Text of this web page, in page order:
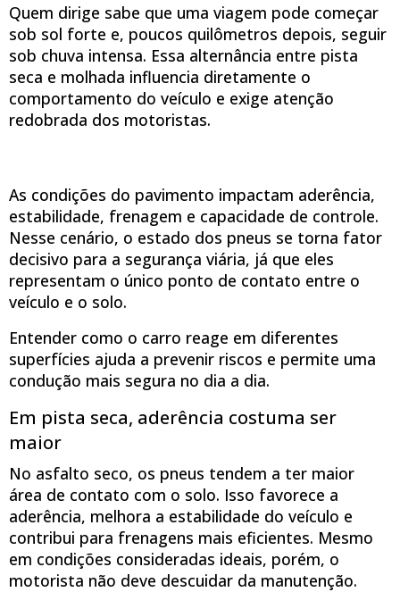
Quem dirige sabe que uma viagem pode começar
sob sol forte e, poucos quilômetros depois, seguir
sob chuva intensa. Essa alternância entre pista
seca e molhada influencia diretamente o
comportamento do veículo e exige atenção
redobrada dos motoristas.
As condições do pavimento impactam aderência,
estabilidade, frenagem e capacidade de controle.
Nesse cenário, o estado dos pneus se torna fator
decisivo para a segurança viária, já que eles
representam o único ponto de contato entre o
veículo e o solo.
Entender como o carro reage em diferentes
superfícies ajuda a prevenir riscos e permite uma
condução mais segura no dia a dia.
Em pista seca, aderência costuma ser
maior
No asfalto seco, os pneus tendem a ter maior
área de contato com o solo. Isso favorece a
aderência, melhora a estabilidade do veículo e
contribui para frenagens mais eficientes. Mesmo
em condições consideradas ideais, porém, o
motorista não deve descuidar da manutenção.